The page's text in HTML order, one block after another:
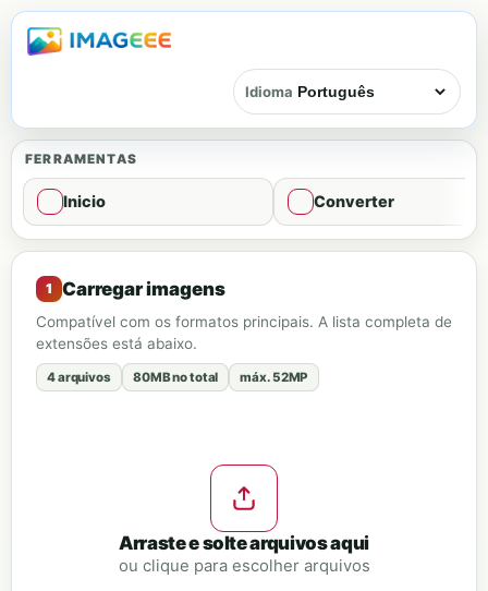
Idioma
FERRAMENTAS
Inicio Converter
Editor de marca d’água
Carregar imagens
Compatível com os formatos principais. A lista completa de
extensões está abaixo.
4 arquivos 80MB no total máx. 52MP
Arraste e solte arquivos aqui
ou clique para escolher arquivos